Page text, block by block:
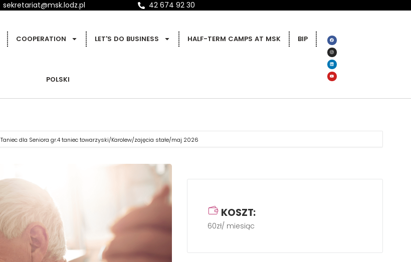
sekretariat@msk.lodz.pl 42 674 92 30
COOPERATION LET'S DO BUSINESS HALF-TERM CAMPS AT MSK BIP
POLSKI
Taniec dla Seniora gr.4 taniec towarzyski/Karolew/zajęcia stałe/maj 2026
KOSZT:
60zł/ miesiąc